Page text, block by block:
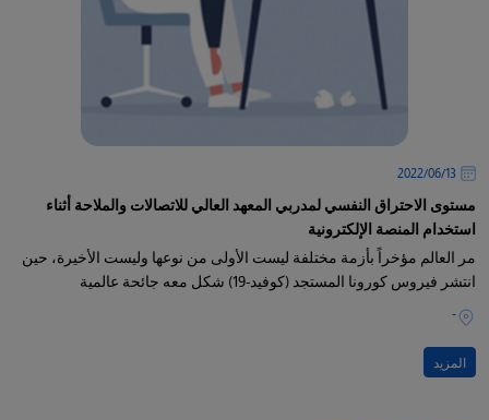
13‏/06‏/2022
مستوى الاحتراق النفسي لمدربي المعهد العالي للاتصالات والملاحة أثناء
استخدام المنصة الإلكترونية
مر العالم مؤخراً بأزمة مختلفة ليست الأولى من نوعها وليست الأخيرة، حين
انتشر فيروس كورونا المستجد (كوفيد-19) شكل معه جائحة عالمية
-
المزيد